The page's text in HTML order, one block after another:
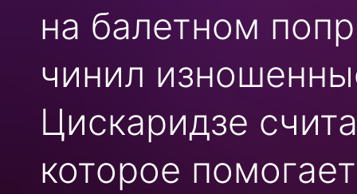
на балетном
чинил
Цискаридзе
которое